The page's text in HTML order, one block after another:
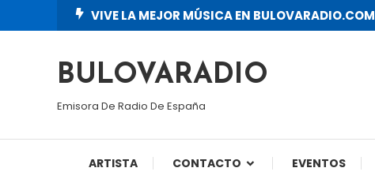
To
VIVE LA MEJOR MÚSICA EN BULOVARADIO.COM
BULOVARADIO
Emisora De Radio De España
ARTISTA CONTACTO EVENTOS